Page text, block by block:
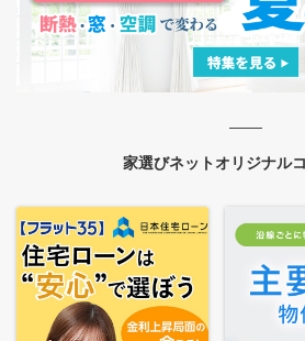
家選びネットオリジナル